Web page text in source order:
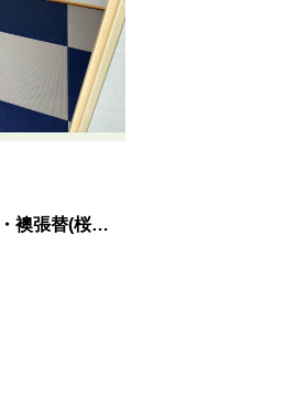
【施工事例】畳新調(素敵な藍色)・襖張替(桜と紅葉)「熊本市東区G様邸」